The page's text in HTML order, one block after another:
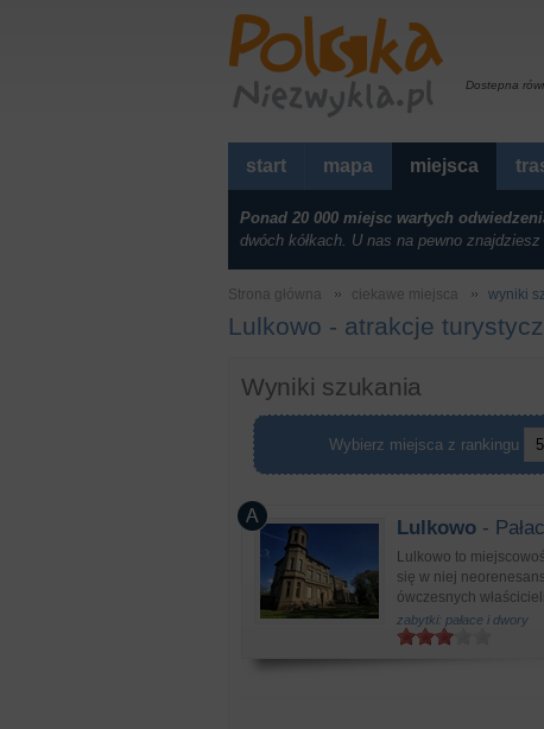
Dostepna
start mapa miejsca
Ponad 20 000 miejsc wartych
dwóch kółkach. U nas na pewno
Strona główna ciekawe miejsca wyniki
Lulkowo - atrakcje
Wyniki szukania
Wybierz miejsca z rankingu
Lulkowo - Pałac
Lulkowo to
się w niej
ówczesnych
zabytki: pałace i dwory